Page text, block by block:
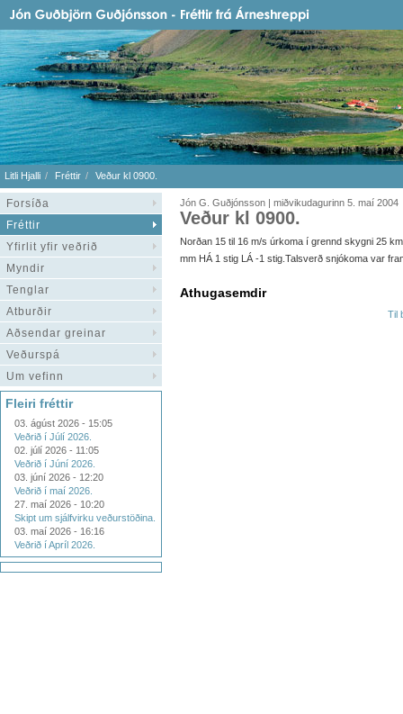
Litli Hjalli Fréttir Veður kl 0900.
Forsíða
Fréttir
Yfirlit yfir veðrið
Myndir
Tenglar
Atburðir
Aðsendar greinar
Veðurspá
Um vefinn
Fleiri fréttir
03. ágúst 2026 - 15:05
Veðrið í Júlí 2026.
02. júlí 2026 - 11:05
Veðrið í Júní 2026.
03. júní 2026 - 12:20
Veðrið í maí 2026.
27. maí 2026 - 10:20
Skipt um sjálfvirku veðurstöðina.
03. maí 2026 - 16:16
Veðrið í Apríl 2026.
Jón G. Guðjónsson | miðvikudagurinn 5. maí 2004
Veður kl 0900.
Norðan 15 til 16 m/s úrkoma í grennd skygni 25
mm HÁ 1 stig LÁ -1 stig.Talsverð snjókoma var
Athugasemdir
Til